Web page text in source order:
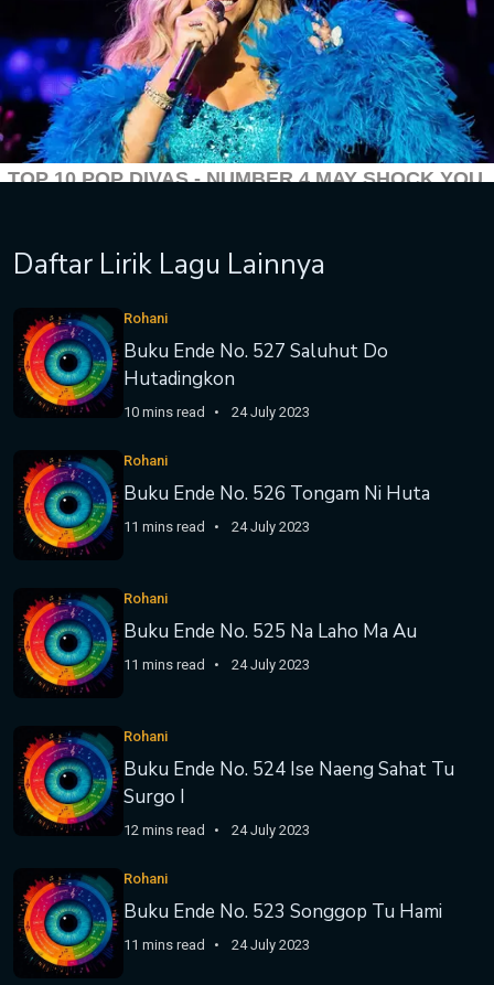
Daftar Lirik Lagu Lainnya
Rohani
Buku Ende No. 527 Saluhut Do
Hutadingkon
10 mins read 24 July 2023
Rohani
Buku Ende No. 526 Tongam Ni Huta
11 mins read 24 July 2023
Rohani
Buku Ende No. 525 Na Laho Ma Au
11 mins read 24 July 2023
Rohani
Buku Ende No. 524 Ise Naeng Sahat Tu
Surgo I
12 mins read 24 July 2023
Rohani
Buku Ende No. 523 Songgop Tu Hami
11 mins read 24 July 2023